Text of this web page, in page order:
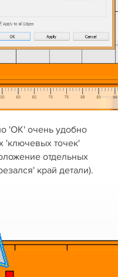
'OK' очень удобно
'ключевых точек'
отдельных
край детали).